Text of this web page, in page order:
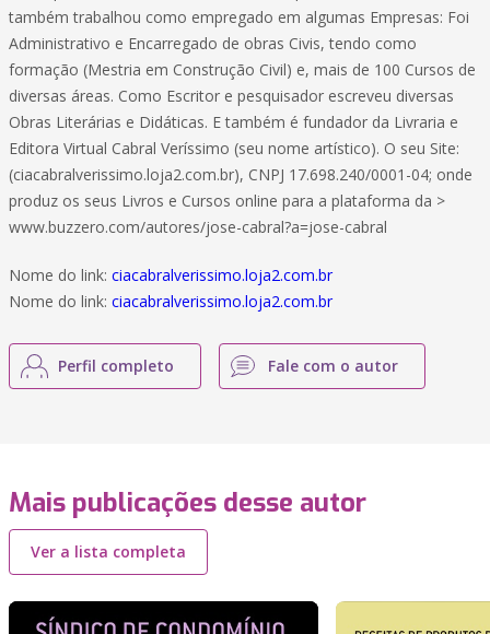
também trabalhou como empregado em algumas Empresas: Foi
Administrativo e Encarregado de obras Civis, tendo como
formação (Mestria em Construção Civil) e, mais de 100 Cursos de
diversas áreas. Como Escritor e pesquisador escreveu diversas
Obras Literárias e Didáticas. E também é fundador da Livraria e
Editora Virtual Cabral Veríssimo (seu nome artístico). O seu Site:
(ciacabralverissimo.loja2.com.br), CNPJ 17.698.240/0001-04; onde
produz os seus Livros e Cursos online para a plataforma da >
www.buzzero.com/autores/jose-cabral?a=jose-cabral
Nome do link: ciacabralverissimo.loja2.com.br
Nome do link: ciacabralverissimo.loja2.com.br
Perfil completo Fale com o autor
Mais publicações desse autor
Ver a lista completa